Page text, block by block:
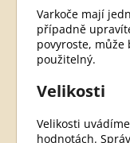
Varkoče mají
případně
povyroste, může
použitelný.
Velikosti
Velikosti
hodnotách.